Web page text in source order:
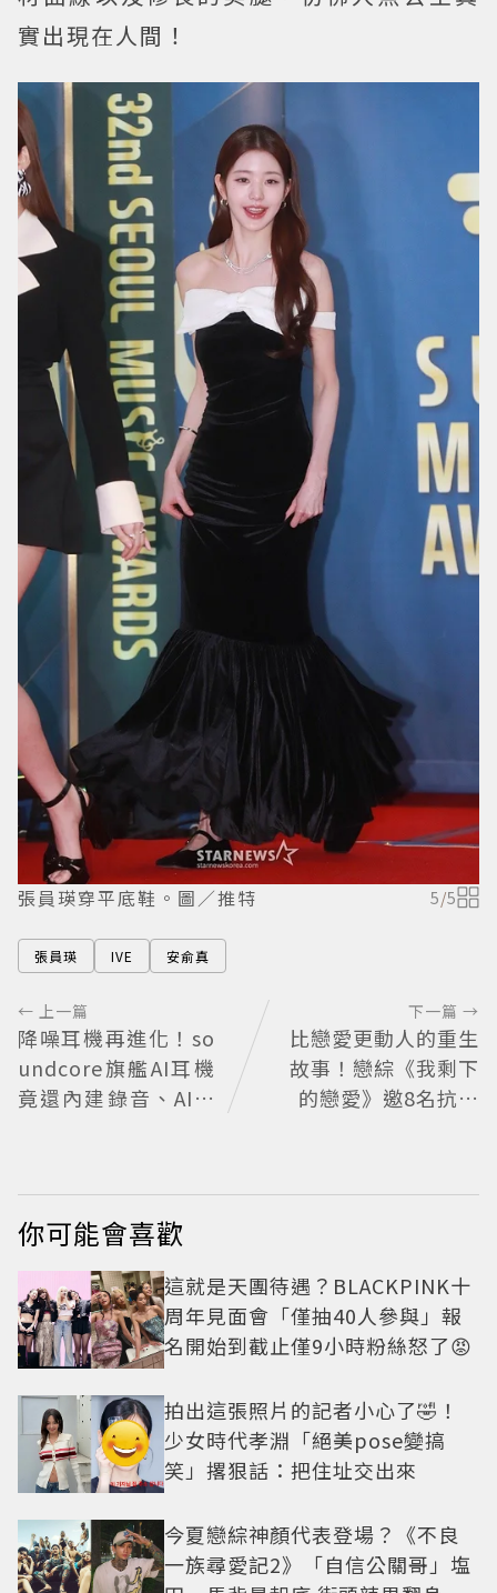
實出現在人間！
張員瑛穿平底鞋。圖／推特 5/5
張員瑛 IVE 安俞真
← 上一篇
降噪耳機再進化！so
undcore旗艦AI耳機
竟還內建錄音、AI會
下一篇 →
比戀愛更動人的重生
故事！戀綜《我剩下
的戀愛》邀8名抗病
痛
你可能會喜歡
這就是天團待遇？BLACKPINK十
周年見面會「僅抽40人參與」報
名開始到截止僅9小時粉絲怒了😡
拍出這張照片的記者小心了🤣！
少女時代孝淵「絕美pose變搞
笑」撂狠話：把住址交出來
今夏戀綜神顏代表登場？《不良
一族尋愛記2》「自信公關哥」塩